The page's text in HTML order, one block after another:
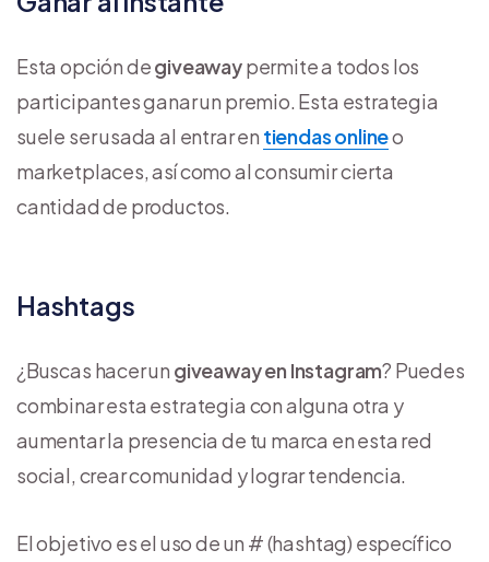
Esta opción degiveawaypermite a todos los
participantes ganar un premio. Esta estrategia
suele ser usada al entrar en tiendas onlineo
marketplaces, así como al consumir cierta
cantidad de productos.
Hashtags
¿Buscas hacer un giveaway en Instagram? Puedes
combinar esta estrategia con alguna otra y
aumentar la presencia de tu marca en esta red
social, crear comunidad y lograr tendencia.
El objetivo es el uso de un # (hashtag) específico